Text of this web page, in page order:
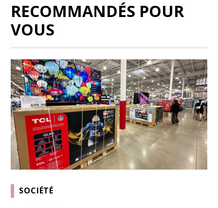
RECOMMANDÉS POUR
VOUS
SOCIÉTÉ